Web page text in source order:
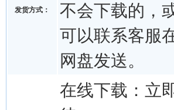
发货方式：
不会下载的，
可以联系客服
网盘发送。
在线下载：立